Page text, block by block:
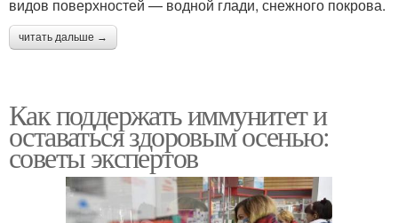
видов поверхностей — водной глади, снежного покрова.
читать дальше →
Как поддержать иммунитет и
оставаться здоровым осенью:
советы экспертов